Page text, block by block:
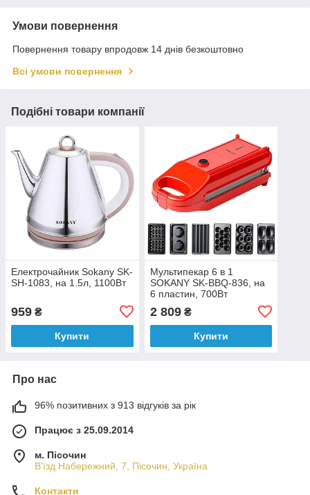
Умови повернення
Повернення товару впродовж 14 днів безкоштовно
Всі умови повернення
Подібні товари компанії
Електрочайник Sokany SK-
SH-1083, на 1.5л, 1100Вт
959 ₴
Купити
Мультипекар 6 в 1
SOKANY SK-BBQ-836, на
6 пластин, 700Вт
2 809₴
Купити
Про нас
96% позитивних з 913 відгуків за рік
Працює з 25.09.2014
м. Пісочин
В'їзд Набережний, 7, Пісочин, Україна
Контакти